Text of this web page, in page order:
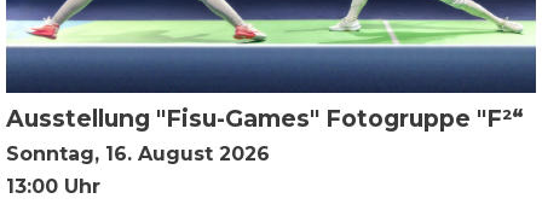
Ausstellung "Fisu-Games" Fotogruppe "F²“
Sonntag, 16. August 2026
13:00 Uhr